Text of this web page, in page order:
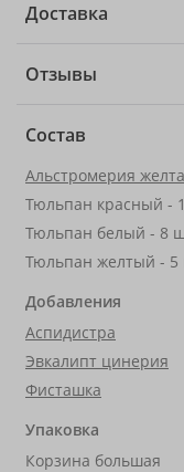
Доставка
Отзывы
Состав
Альстромерия
Тюльпан красный -
Тюльпан белый - 8
Тюльпан желтый - 5
Добавления
Аспидистра
Эвкалипт цинерия
Фисташка
Упаковка
Корзина большая